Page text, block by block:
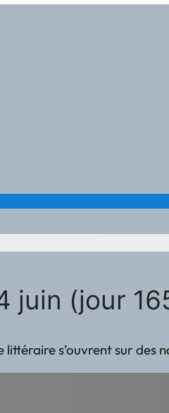
juin (jour
littéraire s’ouvrent sur